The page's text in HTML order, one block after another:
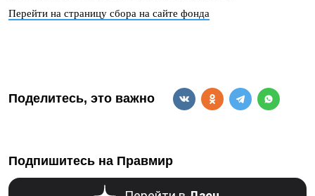
Перейти на страницу сбора на сайте фонда
Поделитесь, это важно
Подпишитесь на Правмир